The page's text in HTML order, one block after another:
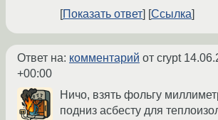
Показать ответ
Ссылка
Ответ на: комментарий от crypt
+00:00
Ничо, взять фольгу
подниз асбесту для